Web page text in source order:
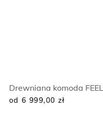
Drewniana komoda
od 6 999,00 zł